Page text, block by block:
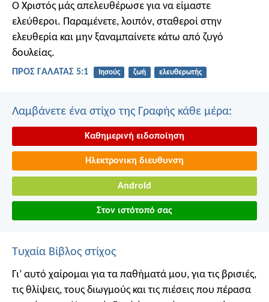
Ο Χριστός μάς απελευθέρωσε για να είμαστε
ελεύθεροι. Παραμένετε, λοιπόν, σταθεροί στην
ελευθερία και μην ξαναμπαίνετε κάτω από ζυγό
δουλείας.
ΠΡΟΣ ΓΑΛΑΤΑΣ 5:1 Ιησούς ζωή ελευθερωτής
Λαμβάνετε ένα στίχο της Γραφής κάθε μέρα:
Καθημερινή ειδοποίηση
Ηλεκτρονικη διευθυνση
Android
Στον ιστότοπό σας
Τυχαία Βίβλος στίχος
Γι’ αυτό χαίρομαι για τα παθήματά μου, για τις βρισιές,
τις θλίψεις, τους διωγμούς και τις πιέσεις που πέρασα